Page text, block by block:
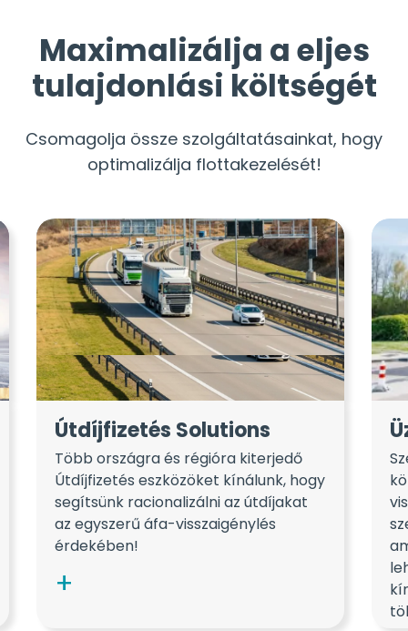
Maximalizálja a eljes
tulajdonlási költségét
Csomagolja össze szolgáltatásainkat, hogy
optimalizálja flottakezelését!
Útdíjfizetés Solutions
Több országra és régióra kiterjedő
Útdíjfizetés eszközöket kínálunk, hogy
segítsünk racionalizálni az útdíjakat
az egyszerű áfa-visszaigénylés
érdekében!